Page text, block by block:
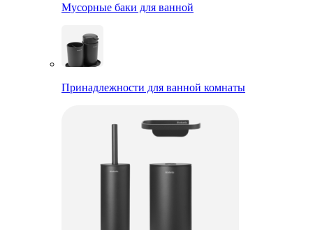
Мусорные баки для ванной
Принадлежности для ванной комнаты